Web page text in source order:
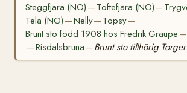
Steggfjära (NO) — Toftefjära (NO)—
Tela (NO) —Nelly— Topsy—
Brunt sto född 1908 hos Fredrik Graupe —
—Risdalsbruna— Brunt sto tillhörig Torger